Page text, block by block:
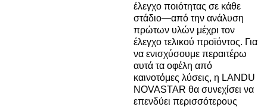
έλεγχο ποιότητας σε κάθε
στάδιο—από την ανάλυση
πρώτων υλών μέχρι τον
έλεγχο τελικού προϊόντος. Για
να ενισχύσουμε περαιτέρω
αυτά τα οφέλη από
καινοτόμες λύσεις, η LANDU
NOVASTAR θα συνεχίσει να
επενδύει περισσότερους